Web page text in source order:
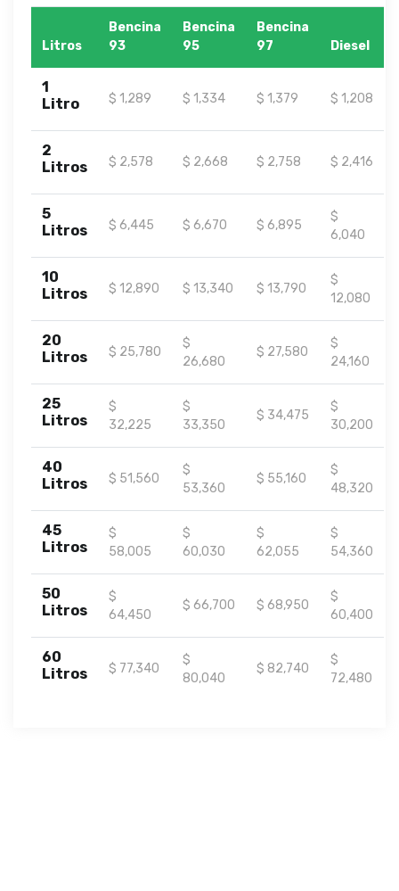
Litros
Bencina
93
Bencina
95
Bencina
97
Diesel
1
Litro
$ 1,289 $ 1,334 $ 1,379 $ 1,208
2
Litros
$ 2,578 $ 2,668 $ 2,758 $ 2,416
5
Litros
$ 6,445 $ 6,670 $ 6,895
$
6,040
10
Litros
$ 12,890 $ 13,340 $ 13,790
$
12,080
20
Litros
$ 25,780
$
26,680
$ 27,580
$
24,160
25
Litros
$
32,225
$
33,350
$ 34,475
$
30,200
40
Litros
$ 51,560
$
53,360
$ 55,160
$
48,320
45
Litros
$
58,005
$
60,030
$
62,055
$
54,360
50
Litros
$
64,450
$ 66,700 $ 68,950
$
60,400
60
Litros
$ 77,340
$
80,040
$ 82,740
$
72,480